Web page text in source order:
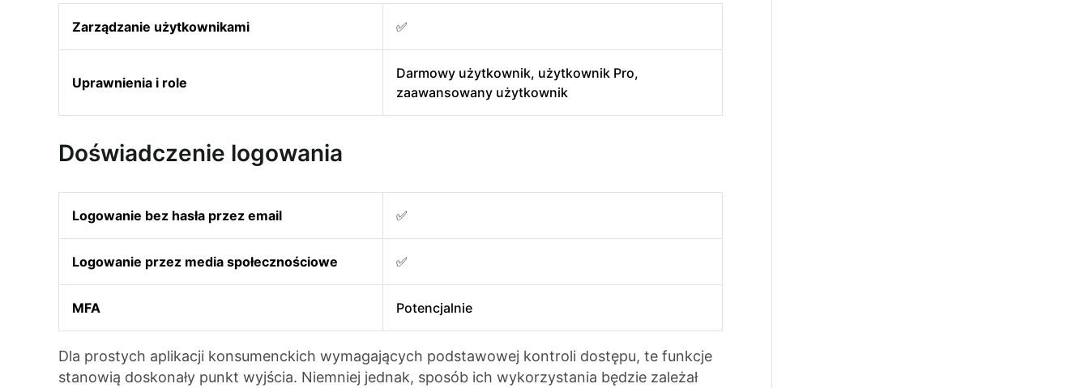
Zarządzanie użytkownikami ✅
Uprawnienia i role
Darmowy użytkownik, użytkownik Pro,
zaawansowany użytkownik
Doświadczenie logowania
Logowanie bez hasła przez email ✅
Logowanie przez media społecznościowe ✅
MFA Potencjalnie
Dla prostych aplikacji konsumenckich wymagających podstawowej kontroli dostępu, te funkcje
stanowią doskonały punkt wyjścia. Niemniej jednak, sposób ich wykorzystania będzie zależał